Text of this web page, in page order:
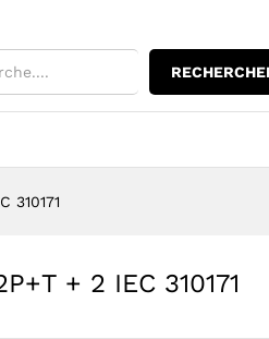
310171
+ 2 IEC 310171